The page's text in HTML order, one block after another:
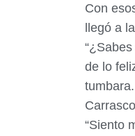
Con
llegó a
de lo
“Siento